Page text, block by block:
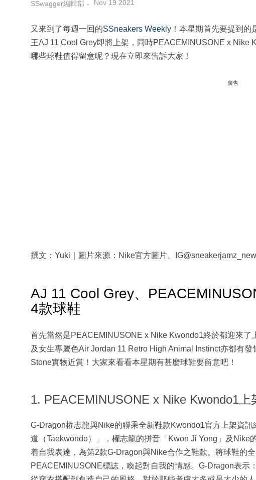
SSwagger編輯部 Nov 19 2021
又來到了每週一回的SSneakers Weekly ！本星期首先要提到
王AJ 11 Cool Grey即將上架，同時PEACEMINUSONE x Nike
哪些球鞋值得留意呢？現在立即來告訴大家！
廣告
撰文：Yuki｜圖片來源：Nike官方圖片、IG@sneakerjamz_new
AJ 11 Cool Grey、
4款球鞋
首先當然是PEACEMINUSONE x Nike Kwondo1終於都迎來
及女生專屬色Air Jordan 11 Retro High Animal Instinct亦都有
Stone實物近賞！大家來看看本星期有甚麼球鞋要留意吧！
1. PEACEMINUSONE x Nike Kwondo1上
G-Dragon權志龍與Nike的聯乘全新鞋款Kwondo1官方上架資
道（Taekwondo）」，權志龍的拼音「Kwon Ji Yong」及Nike
着自我表達，為第2款G-Dragon與Nike合作之鞋款。將球鞋的
PEACEMINUSONE標誌，喚起對自我的情感。G-Dragon表示